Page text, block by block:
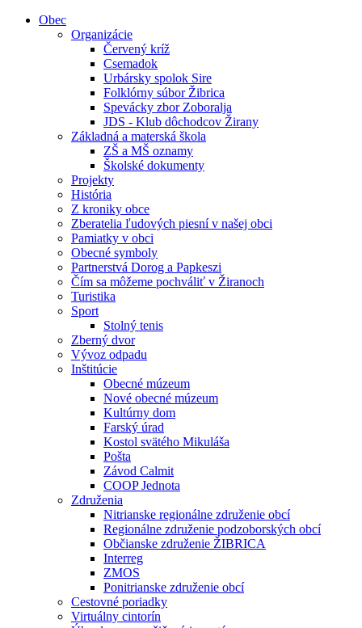
Obec
Organizácie
Červený kríž
Csemadok
Urbársky spolok Sire
Folklórny súbor Žibrica
Spevácky zbor Zoboralja
JDS - Klub dôchodcov Žirany
Základná a materská škola
ZŠ a MŠ oznamy
Školské dokumenty
Projekty
História
Z kroniky obce
Zberatelia ľudových piesní v našej obci
Pamiatky v obci
Obecné symboly
Partnerstvá Dorog a Papkeszi
Čím sa môžeme pochváliť v Žiranoch
Turistika
Sport
Stolný tenis
Zberný dvor
Vývoz odpadu
Inštitúcie
Obecné múzeum
Nové obecné múzeum
Kultúrny dom
Farský úrad
Kostol svätého Mikuláša
Pošta
Závod Calmit
COOP Jednota
Združenia
Nitrianske regionálne združenie obcí
Regionálne združenie podzoborských obcí
Občianske združenie ŽIBRICA
Interreg
ZMOS
Ponitrianske združenie obcí
Cestovné poriadky
Virtuálny cintorín